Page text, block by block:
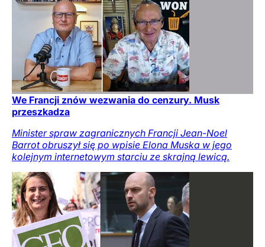
We Francji znów wezwania do cenzury. Musk
przeszkadza
Minister spraw zagranicznych Francji Jean-Noel
Barrot obruszył się po wpisie Elona Muska w jego
kolejnym internetowym starciu ze skrajną lewicą.